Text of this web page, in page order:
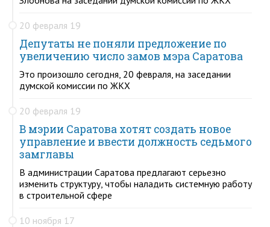
20 февраля 19
Депутаты не поняли предложение по
увеличению число замов мэра Саратова
Это произошло сегодня, 20 февраля, на заседании
думской комиссии по ЖКХ
20 февраля 19
В мэрии Саратова хотят создать новое
управление и ввести должность седьмого
замглавы
В администрации Саратова предлагают серьезно
изменить структуру, чтобы наладить системную работу
в строительной сфере
10 ноября 17